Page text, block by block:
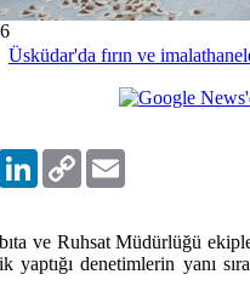
Üsküdar'da fırın ve
WhatsAppLinkedIn
Copy
Link
ve Ruhsat Müdürlüğü
yaptığı denetimlerin yanı